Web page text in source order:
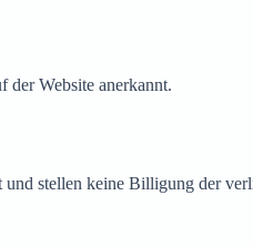
der Website anerkannt.
und stellen keine Billigung der